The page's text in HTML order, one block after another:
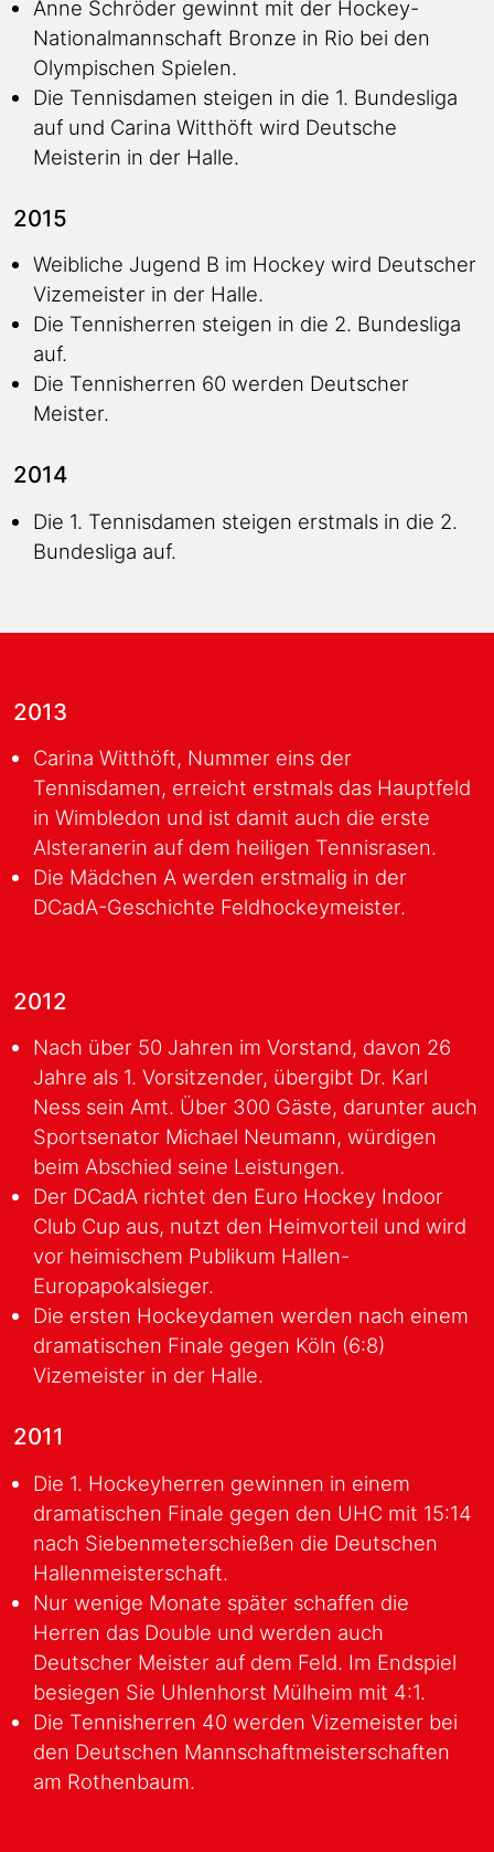
Anne Schröder gewinnt mit der Hockey-
Nationalmannschaft Bronze in Rio bei den
Olympischen Spielen.
Die Tennisdamen steigen in die 1. Bundesliga
auf und Carina Witthöft wird Deutsche
Meisterin in der Halle.
2015
Weibliche Jugend B im Hockey wird Deutscher
Vizemeister in der Halle.
Die Tennisherren steigen in die 2. Bundesliga
auf.
Die Tennisherren 60 werden Deutscher
Meister.
2014
Die 1. Tennisdamen steigen erstmals in die 2.
Bundesliga auf.
2013
Carina Witthöft, Nummer eins der
Tennisdamen, erreicht erstmals das Hauptfeld
in Wimbledon und ist damit auch die erste
Alsteranerin auf dem heiligen Tennisrasen.
Die Mädchen A werden erstmalig in der
DCadA-Geschichte Feldhockeymeister.
2012
Nach über 50 Jahren im Vorstand, davon 26
Jahre als 1. Vorsitzender, übergibt Dr. Karl
Ness sein Amt. Über 300 Gäste, darunter auch
Sportsenator Michael Neumann, würdigen
beim Abschied seine Leistungen.
Der DCadA richtet den Euro Hockey Indoor
Club Cup aus, nutzt den Heimvorteil und wird
vor heimischem Publikum Hallen-
Europapokalsieger.
Die ersten Hockeydamen werden nach einem
dramatischen Finale gegen Köln (6:8)
Vizemeister in der Halle.
2011
Die 1. Hockeyherren gewinnen in einem
dramatischen Finale gegen den UHC mit 15:14
nach Siebenmeterschießen die Deutschen
Hallenmeisterschaft.
Nur wenige Monate später schaffen die
Herren das Double und werden auch
Deutscher Meister auf dem Feld. Im Endspiel
besiegen Sie Uhlenhorst Mülheim mit 4:1.
Die Tennisherren 40 werden Vizemeister bei
den Deutschen Mannschaftmeisterschaften
am Rothenbaum.